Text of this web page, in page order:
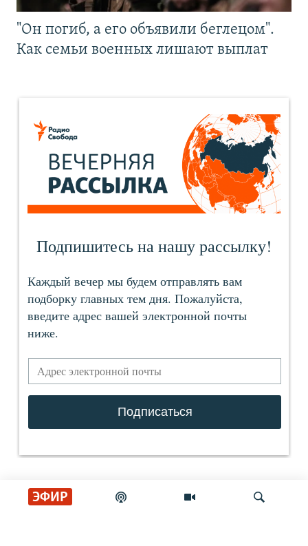
ЭФИР
"Он погиб, а его объявили беглецом".
Как семьи военных лишают выплат